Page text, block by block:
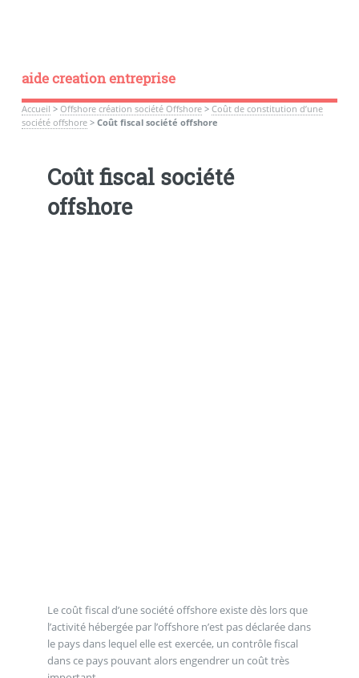
aide creation entreprise
Accueil > Offshore création société Offshore> Coût de constitution d’une
société offshore> Coût fiscal société offshore
Coût fiscal société
offshore
Le coût fiscal d’une société offshore existe dès lors que
l’activité hébergée par l’offshore n’est pas déclarée dans
le pays dans lequel elle est exercée, un contrôle fiscal
dans ce pays pouvant alors engendrer un coût très